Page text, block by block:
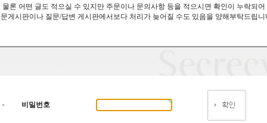
물론 어떤 글도 적으실 수 있지만 주문이나 문의사항 등을 적으시면 확인이 누락되어
게시판이나 질문/답변 게시판에서보다 처리가 늦어질 수도 있음을 양해부탁드립니
비밀번호